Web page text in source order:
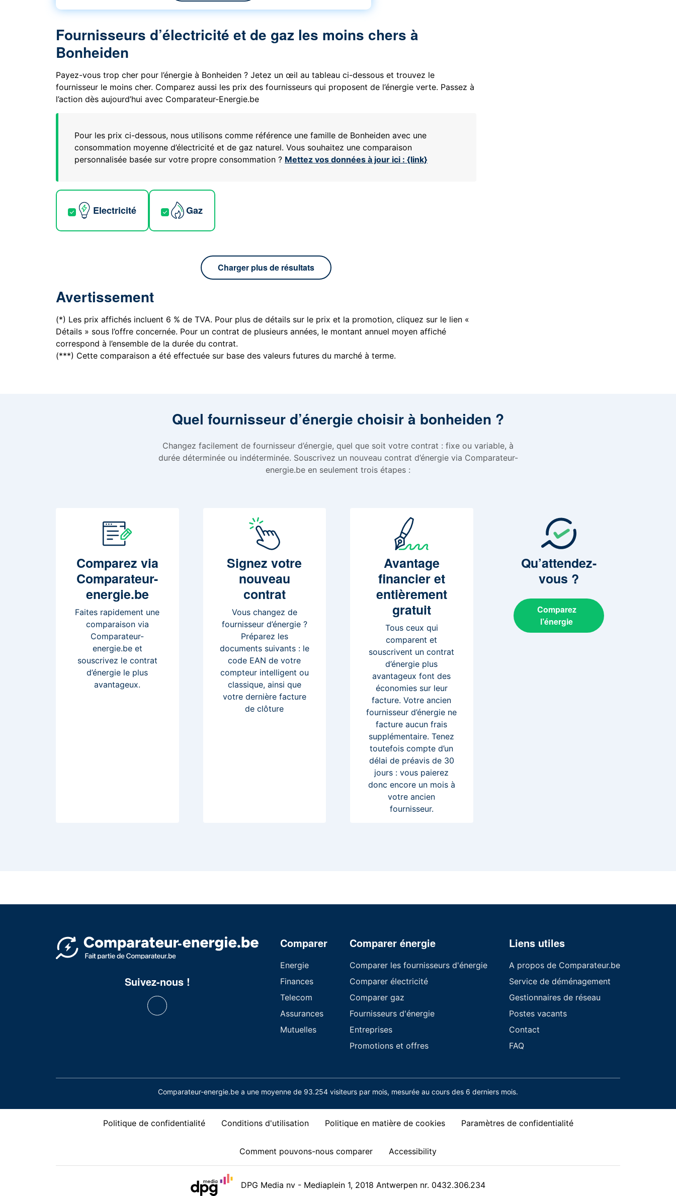
Fournisseurs d’électricité et de gaz les moins chers à
Bonheiden
Payez-vous trop cher pour l’énergie à Bonheiden ? Jetez un œil au tableau ci-dessous et trouvez le
fournisseur le moins cher. Comparez aussi les prix des fournisseurs qui proposent de l’énergie verte. Passez à
l’action dès aujourd’hui avec Comparateur-Energie.be
Pour les prix ci-dessous, nous utilisons comme référence une famille de Bonheiden avec une
consommation moyenne d’électricité et de gaz naturel. Vous souhaitez une comparaison
personnalisée basée sur votre propre consommation ? Mettez vos données à jour ici : {link}
Electricité Gaz
Charger plus de résultats
Avertissement
(*) Les prix affichés incluent 6 % de TVA. Pour plus de détails sur le prix et la promotion, cliquez sur le lien «
Détails » sous l’offre concernée. Pour un contrat de plusieurs années, le montant annuel moyen affiché
correspond à l’ensemble de la durée du contrat.
(***) Cette comparaison a été effectuée sur base des valeurs futures du marché à terme.
Quel fournisseur d’énergie choisir à bonheiden ?
Changez facilement de fournisseur d’énergie, quel que soit votre contrat : fixe ou variable, à
durée déterminée ou indéterminée. Souscrivez un nouveau contrat d’énergie via Comparateur-
energie.be en seulement trois étapes :
Comparez via
Comparateur-
energie.be
Faites rapidement une
comparaison via
Comparateur-
energie.be et
souscrivez le contrat
d’énergie le plus
avantageux.
Signez votre
nouveau
contrat
Vous changez de
fournisseur d’énergie ?
Préparez les
documents suivants : le
code EAN de votre
compteur intelligent ou
classique, ainsi que
votre dernière facture
de clôture
Avantage
financier et
entièrement
gratuit
Tous ceux qui
comparent et
souscrivent un contrat
d’énergie plus
avantageux font des
économies sur leur
facture. Votre ancien
fournisseur d’énergie ne
facture aucun frais
supplémentaire. Tenez
toutefois compte d’un
délai de préavis de 30
jours : vous paierez
donc encore un mois à
votre ancien
fournisseur.
Qu’attendez-
vous ?
Comparez
l’énergie
Suivez-nous !
Comparer
Energie
Finances
Telecom
Assurances
Mutuelles
Comparer énergie
Comparer les fournisseurs d'énergie
Comparer électricité
Comparer gaz
Fournisseurs d'énergie
Entreprises
Promotions et offres
Liens utiles
A propos de Comparateur.be
Service de déménagement
Gestionnaires de réseau
Postes vacants
Contact
FAQ
Comparateur-energie.be a une moyenne de 93.254 visiteurs par mois, mesurée au cours des 6 derniers mois.
Politique de confidentialité Conditions d'utilisation Politique en matière de cookies Paramètres de confidentialité
Comment pouvons-nous comparer Accessibility
DPG Media nv - Mediaplein 1, 2018 Antwerpen nr. 0432.306.234